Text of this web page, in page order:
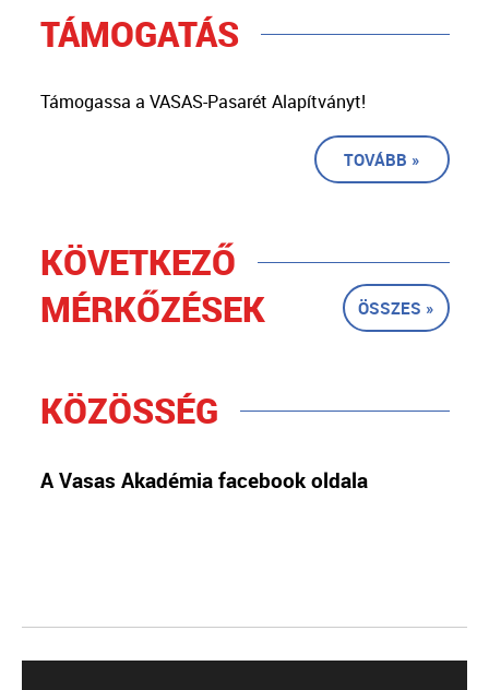
TÁMOGATÁS
Támogassa a VASAS-Pasarét Alapítványt!
TOVÁBB »
KÖVETKEZŐ
MÉRKŐZÉSEK
ÖSSZES »
KÖZÖSSÉG
A Vasas Akadémia facebook oldala